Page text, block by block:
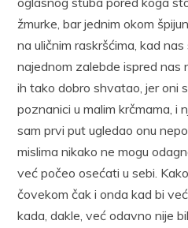
žmurke, bar jednim okom
na uličnim raskršćima, kad
najednom zalebde ispred nas
ih tako dobro shvatao, jer oni
poznanici u malim krčmama, i
sam prvi put ugledao onu
mislima nikako ne mogu
već počeo osećati u sebi.
čovekom čak i onda kad bi
kada, dakle, već odavno nije